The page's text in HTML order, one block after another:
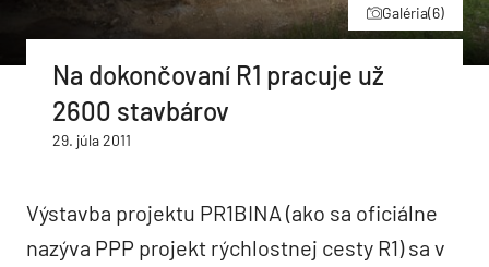
Galéria(6)
Na dokončovaní R1 pracuje už
2600 stavbárov
29. júla 2011
Výstavba projektu PR1BINA (ako sa oficiálne
nazýva PPP projekt rýchlostnej cesty R1) sa v